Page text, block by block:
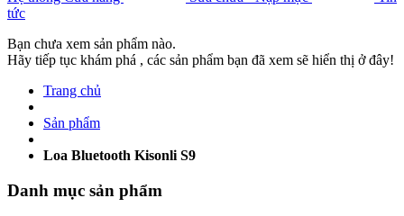
tức
Bạn chưa xem sản phẩm nào.
Hãy tiếp tục khám phá , các sản phẩm bạn đã xem sẽ hiển thị ở đây!
Trang chủ
Sản phẩm
Loa Bluetooth Kisonli S9
Danh mục sản phẩm